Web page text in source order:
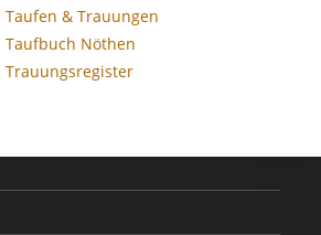
& Trauungen
Nöthen